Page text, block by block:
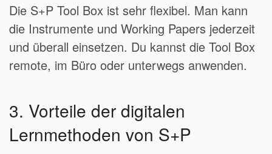
Die S+P Tool Box ist sehr flexibel. Man kann
die Instrumente und Working Papers jederzeit
und überall einsetzen. Du kannst die Tool Box
remote, im Büro oder unterwegs anwenden.
3. Vorteile der digitalen
Lernmethoden von S+P